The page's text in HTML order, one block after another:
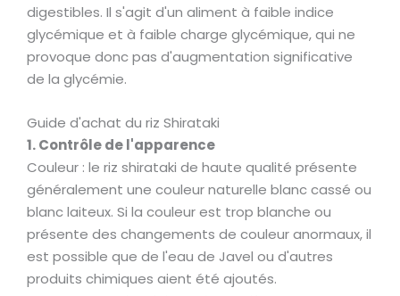
digestibles. Il s'agit d'un aliment à faible indice
glycémique et à faible charge glycémique, qui ne
provoque donc pas d'augmentation significative
de la glycémie.
Guide d'achat du riz Shirataki
1. Contrôle de l'apparence
Couleur : le riz shirataki de haute qualité présente
généralement une couleur naturelle blanc cassé ou
blanc laiteux. Si la couleur est trop blanche ou
présente des changements de couleur anormaux, il
est possible que de l'eau de Javel ou d'autres
produits chimiques aient été ajoutés.